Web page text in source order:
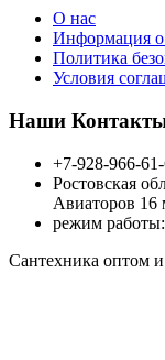
О нас
Информация о
Политика
Условия
Наши
+7-928-966-
Ростовская
Авиаторов 16
режим
Сантехника оптом